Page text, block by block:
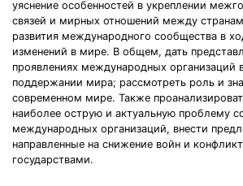
уяснение особенностей в укреплении
связей и мирных отношений между
развития международного сообщества в
изменений в мире. В общем, дать
проявлениях международных организаций
поддержании мира; рассмотреть роль и
современном мире. Также
наиболее острую и актуальную проблему
международных организаций, внести
направленные на снижение войн и
государствами.